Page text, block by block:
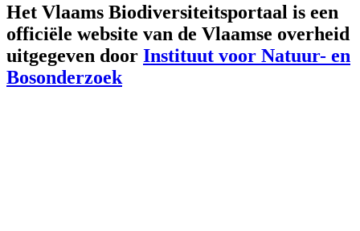
Het Vlaams Biodiversiteitsportaal is een
officiële website van de Vlaamse overheid
uitgegeven door Instituut voor Natuur- en
Bosonderzoek